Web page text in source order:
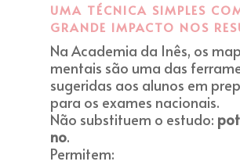
UMA TÉCNICA SIMPLES
GRANDE IMPACTO NOS
Na Academia da Inês, os
mentais são uma das
sugeridas aos alunos em
para os exames nacionais.
Não substituem o estudo:
no.
Permitem: